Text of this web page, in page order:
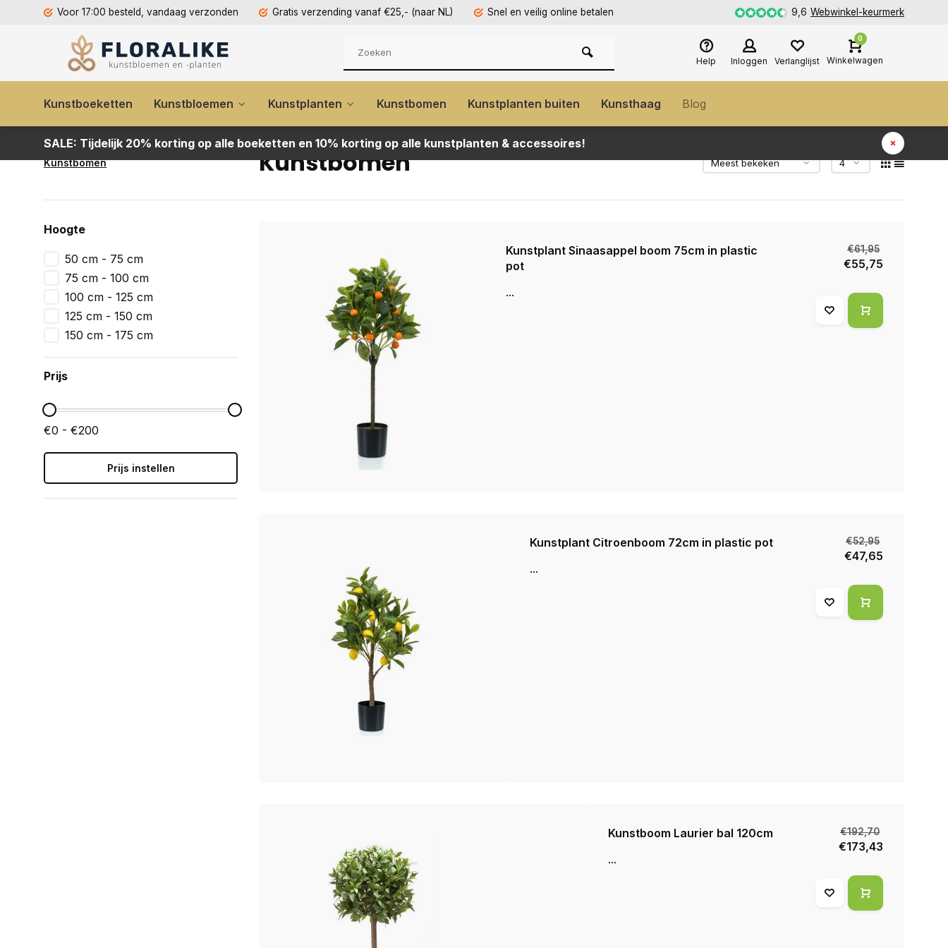
Voor 17:00 besteld, vandaag verzonden Gratis verzending vanaf €25,- (naar NL) Snel en veilig online betalen 9,6 Webwinkel-keurmerk
Help Inloggen Verlanglijst
0
Winkelwagen
Kunstboeketten Kunstbloemen Kunstplanten Kunstbomen Kunstplanten buiten Kunsthaag Blog
SALE: Tijdelijk 20% korting op alle boeketten en 10% korting op alle kunstplanten & accessoires!
Kunstbomen Kunstbomen
Hoogte
50 cm - 75 cm
75 cm - 100 cm
100 cm - 125 cm
125 cm - 150 cm
150 cm - 175 cm
Prijs
€0 - €200
Prijs instellen
Kunstplant Sinaasappel boom 75cm in plastic
pot
...
€61,95
€55,75
Kunstplant Citroenboom 72cm in plastic pot
...
€52,95
€47,65
Kunstboom Laurier bal 120cm
...
€192,70
€173,43